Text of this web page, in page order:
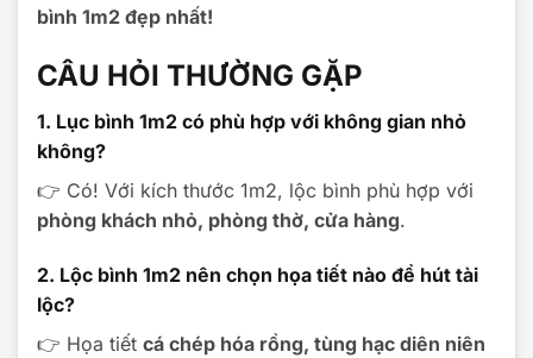
bình 1m2 đẹp nhất!
CÂU HỎI THƯỜNG GẶP
1. Lục bình 1m2 có phù hợp với không gian nhỏ
không?
👉 Có! Với kích thước 1m2, lộc bình phù hợp với
phòng khách nhỏ, phòng thờ, cửa hàng.
2. Lộc bình 1m2 nên chọn họa tiết nào để hút tài
lộc?
👉 Họa tiết cá chép hóa rồng, tùng hạc diên niên